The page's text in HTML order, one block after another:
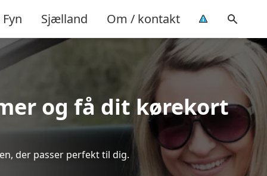
Fyn Sjælland Om / kontakt
og få dit kørekort
der passer perfekt til dig.